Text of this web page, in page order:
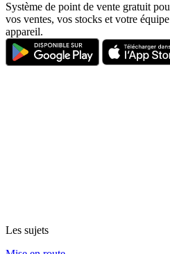
Système de point de vente gratuit
vos ventes, vos stocks et votre
appareil.
Les sujets